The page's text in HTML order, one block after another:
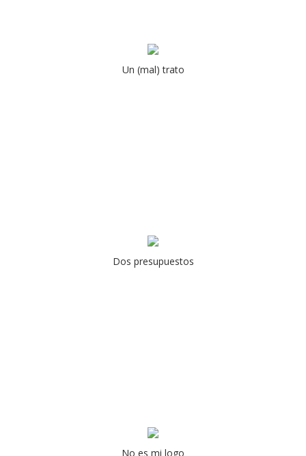
Un (mal) trato
Dos presupuestos
No es mi logo